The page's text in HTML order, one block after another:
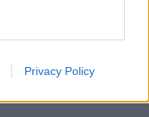
Privacy Policy